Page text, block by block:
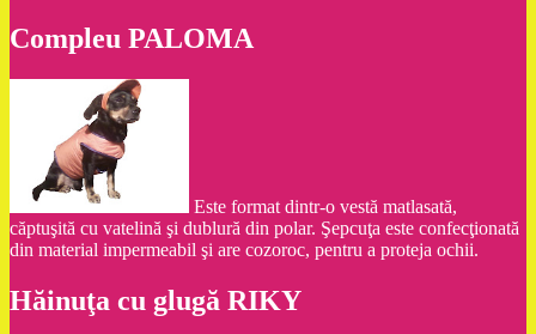
Compleu PALOMA
Este format dintr-o vestă matlasată,
căptuşită cu vatelină şi dublură din polar. Şepcuţa este confecţionată
din material impermeabil şi are cozoroc, pentru a proteja ochii.
Hăinuţa cu glugă RIKY